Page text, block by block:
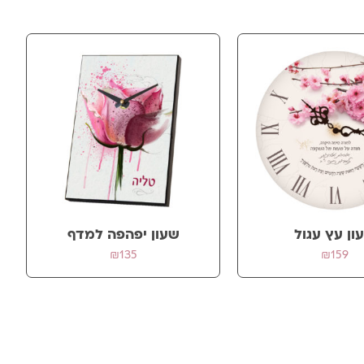
עץ עגול
₪159
שעון יפהפה למדף
₪135